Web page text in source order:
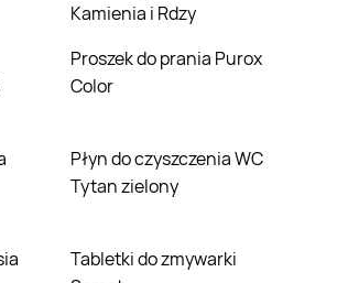
Kamienia i Rdzy
Proszek do prania Purox
Color
Płyn do czyszczenia WC
Tytan zielony
Tabletki do zmywarki